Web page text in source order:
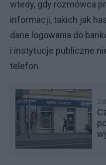
wtedy, gdy rozmówca
informacji, takich jak
dane logowania do
i instytucje publiczne
telefon.